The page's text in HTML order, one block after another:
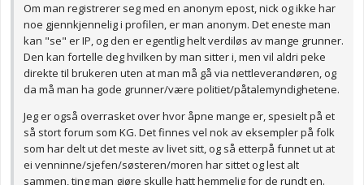
Om man registrerer seg med en anonym epost, nick og ikke har
noe gjennkjennelig i profilen, er man anonym. Det eneste man
kan "se" er IP, og den er egentlig helt verdiløs av mange grunner.
Den kan fortelle deg hvilken by man sitter i, men vil aldri peke
direkte til brukeren uten at man må gå via nettleverandøren, og
da må man ha gode grunner/være politiet/påtalemyndighetene.
Jeg er også overrasket over hvor åpne mange er, spesielt på et
så stort forum som KG. Det finnes vel nok av eksempler på folk
som har delt ut det meste av livet sitt, og så etterpå funnet ut at
ei venninne/sjefen/søsteren/moren har sittet og lest alt
sammen, ting man gjøre skulle hatt hemmelig for de rundt en.